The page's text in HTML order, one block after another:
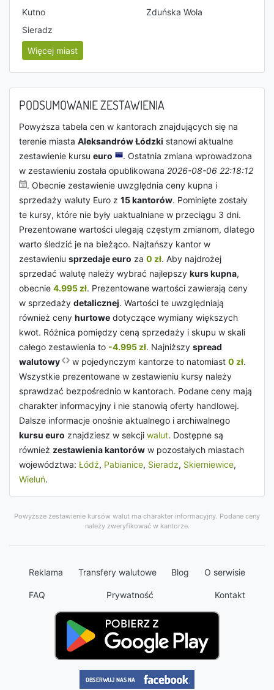
Kutno
Zduńska Wola
Sieradz
Więcej miast
PODSUMOWANIE ZESTAWIENIA
Powyższa tabela cen w kantorach znajdujących się na
terenie miasta Aleksandrów Łódzki stanowi aktualne
zestawienie kursu euro
. Ostatnia zmiana wprowadzona
w zestawieniu została opublikowana 2026-08-06 22:18:12
. Obecnie zestawienie uwzględnia ceny kupna i
sprzedaży waluty Euro z 15 kantorów. Pominięte zostały
te kursy, które nie były uaktualniane w przeciągu 3 dni.
Prezentowane wartości ulegają częstym zmianom, dlatego
warto śledzić je na bieżąco. Najtańszy kantor w
zestawieniu sprzedaje euro za 0 zł. Aby najdrożej
sprzedać walutę należy wybrać najlepszy kurs kupna,
obecnie 4.995 zł. Prezentowane wartości zawierają ceny
w sprzedaży detalicznej. Wartości te uwzględniają
również ceny hurtowe dotyczące wymiany większych
kwot. Różnica pomiędzy ceną sprzedaży i skupu w skali
całego zestawienia to -4.995 zł. Najniższy spread
walutowy
w pojedynczym kantorze to natomiast 0 zł.
Wszystkie prezentowane w zestawieniu kursy należy
sprawdzać bezpośrednio w kantorach. Podane ceny mają
charakter informacyjny i nie stanowią oferty handlowej.
Dalsze informacje onośnie aktualnego i archiwalnego
kursu euro znajdziesz w sekcji walut. Dostępne są
również zestawienia kantorów w pozostałych miastach
województwa: Łódź, Pabianice, Sieradz, Skierniewice,
Wieluń.
Powyższe zestawienie kursów walut ma charakter informacyjny. Podane ceny
należy zweryfikować w kantorze.
Reklama Transfery walutowe Blog O serwisie
FAQ Prywatność Kontakt